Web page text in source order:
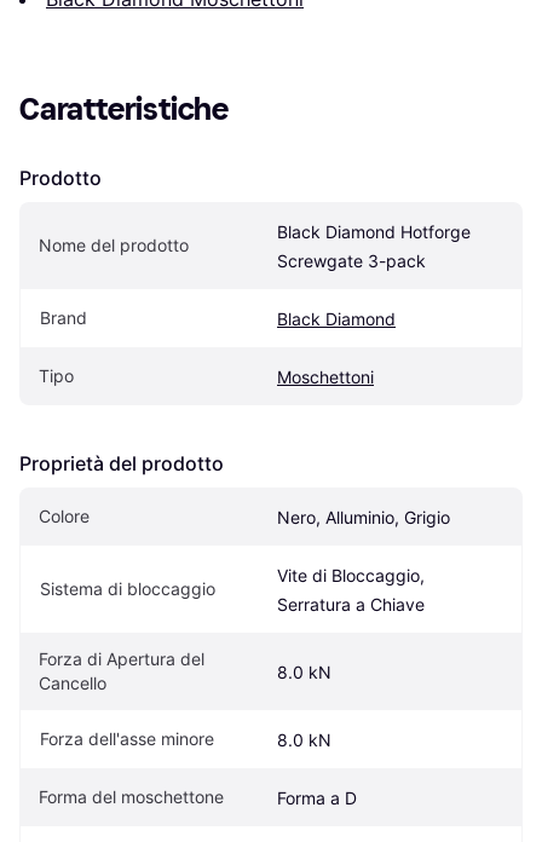
Caratteristiche
Prodotto
Nome del prodotto
Black Diamond Hotforge
Screwgate 3-pack
Brand Black Diamond
Tipo Moschettoni
Proprietà del prodotto
Colore Nero, Alluminio, Grigio
Sistema di bloccaggio
Vite di Bloccaggio,
Serratura a Chiave
Forza di Apertura del
Cancello
8.0 kN
Forza dell'asse minore 8.0 kN
Forma del moschettone Forma a D